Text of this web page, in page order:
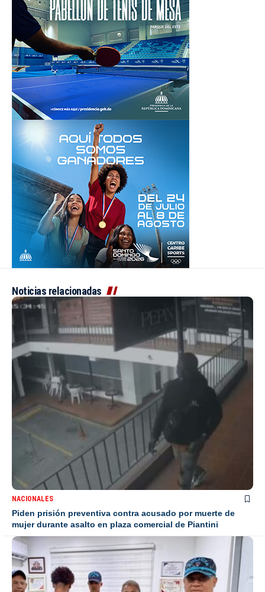
Noticias relacionadas
NACIONALES
Piden prisión preventiva contra acusado por muerte de
mujer durante asalto en plaza comercial de Piantini